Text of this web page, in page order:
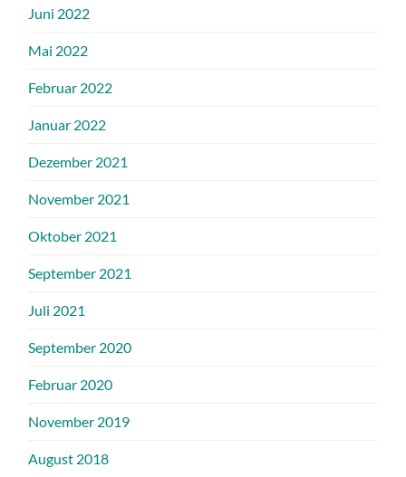
Juni 2022
Mai 2022
Februar 2022
Januar 2022
Dezember 2021
November 2021
Oktober 2021
September 2021
Juli 2021
September 2020
Februar 2020
November 2019
August 2018